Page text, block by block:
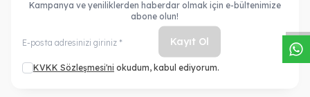
Kampanya ve yeniliklerden haberdar olmak için e-bültenimize
abone olun!
Kayıt Ol
KVKK Sözleşmesi'ni okudum, kabul ediyorum.